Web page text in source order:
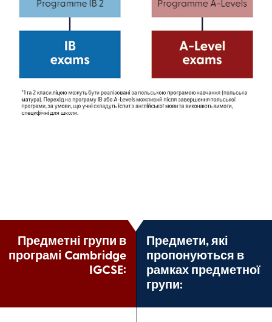
Предметні групи в
програмі Cambridge
IGCSE:
Предмети, які
пропонуються в
рамках предметної
групи: